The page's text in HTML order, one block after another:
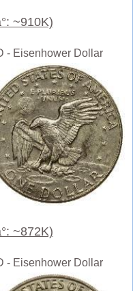
~910K)
- Eisenhower Dollar
~872K)
- Eisenhower Dollar